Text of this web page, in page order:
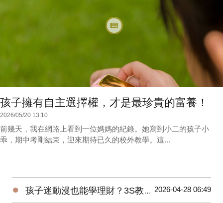
孩子擁有自主選擇權，才是最珍貴的富養！
2026/05/20 13:10
前幾天，我在網路上看到一位媽媽的紀錄。她寫到小二的孩子小
乖，期中考剛結束，迎來期待已久的校外教學。這...
● 孩子迷動漫也能學理財？3S教育超簡單！ 2026-04-28 06:49